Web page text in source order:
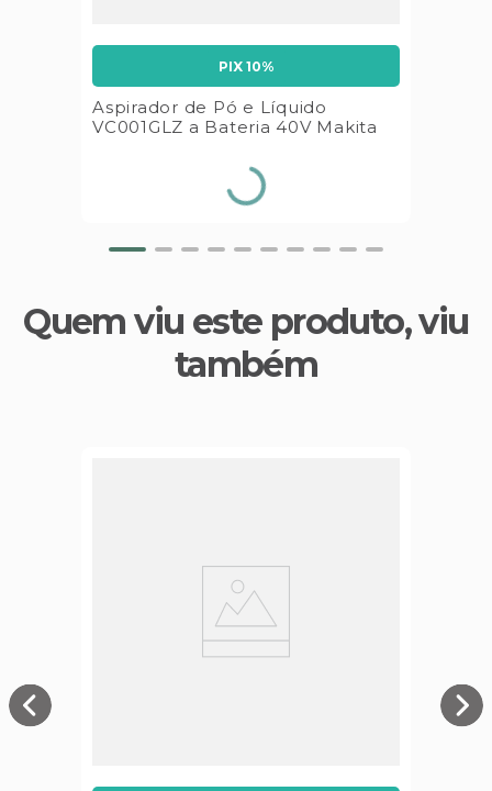
PIX 10%
Aspirador de Pó e Líquido
VC001GLZ a Bateria 40V Makita
Quem viu este produto, viu
também